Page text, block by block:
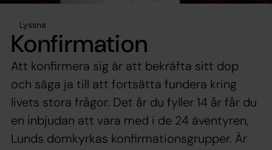
Lyssna
Konfirmation
Att konfirmera sig är att bekräfta sitt dop
och säga ja till att fortsätta fundera kring
livets stora frågor. Det år du fyller 14 år får du
en inbjudan att vara med i de 24 äventyren,
Lunds domkyrkas konfirmationsgrupper. Är